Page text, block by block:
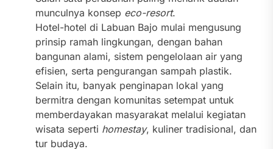
munculnya konsep eco-resort.
Hotel-hotel di Labuan Bajo mulai mengusung
prinsip ramah lingkungan, dengan bahan
bangunan alami, sistem pengelolaan air yang
efisien, serta pengurangan sampah plastik.
Selain itu, banyak penginapan lokal yang
bermitra dengan komunitas setempat untuk
memberdayakan masyarakat melalui kegiatan
wisata seperti homestay, kuliner tradisional, dan
tur budaya.